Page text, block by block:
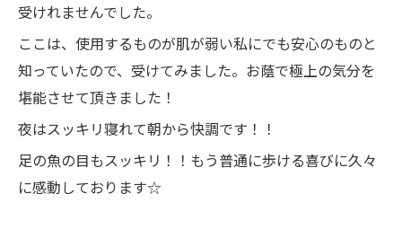
受けれませんでした。
ここは、使用するものが肌が弱い私にでも安心のものと
知っていたので、受けてみました。お蔭で極上の気分を
堪能させて頂きました！
夜はスッキリ寝れて朝から快調です！！
足の魚の目もスッキリ！！もう普通に歩ける喜びに久々
に感動しております☆